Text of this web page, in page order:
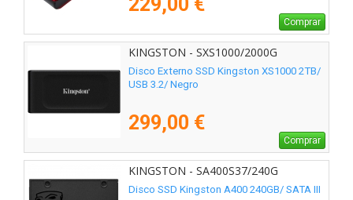
229,00 €
Comprar
KINGSTON - SXS1000/2000G
Disco Externo SSD Kingston XS1000 2TB/
USB 3.2/ Negro
299,00 €
Comprar
KINGSTON - SA400S37/240G
Disco SSD Kingston A400 240GB/ SATA III